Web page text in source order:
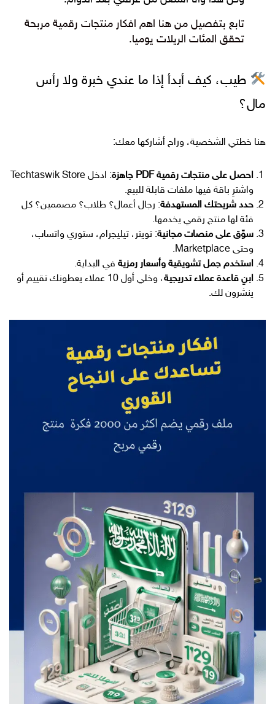
تابع بتفصيل من هنا اهم افكار منتجات رقمية مربحة
تحقق المئات الريلات يوميا.
طيب، كيف أبدأ إذا ما عندي خبرة ولا رأس
مال؟
هنا خطتي الشخصية، وراح أشاركها معك:
احصل على منتجات رقمية PDF جاهزة
: ادخل Techtaswik Store
واشترِ باقة فيها ملفات قابلة للبيع.
حدد شريحتك المستهدفة: رجال أعمال؟ طلاب؟ مصممين؟ كل
فئة لها منتج رقمي يخدمها.
سوّق على منصات مجانية: تويتر، تيليجرام، ستوري واتساب،
وحتى Marketplace.
استخدم جمل تشويقية وأسعار رمزية في البداية.
ابنِ قاعدة عملاء تدريجية
، وخلي أول 10 عملاء يعطونك تقييم أو
ينشرون لك.